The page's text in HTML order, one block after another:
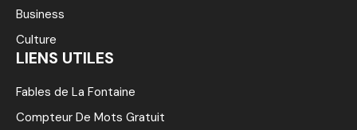
Business
Culture
LIENS UTILES
Fables de La Fontaine
Compteur De Mots Gratuit